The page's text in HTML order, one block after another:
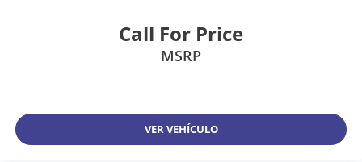
Call For Price
MSRP
VER VEHÍCULO